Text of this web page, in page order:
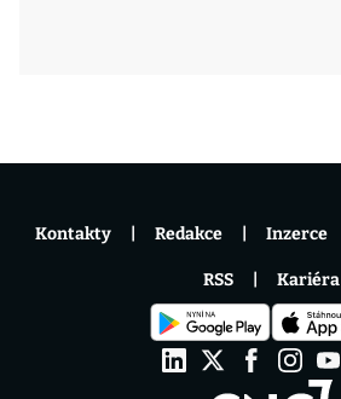
Kontakty Redakce Inzerce
RSS Kariéra